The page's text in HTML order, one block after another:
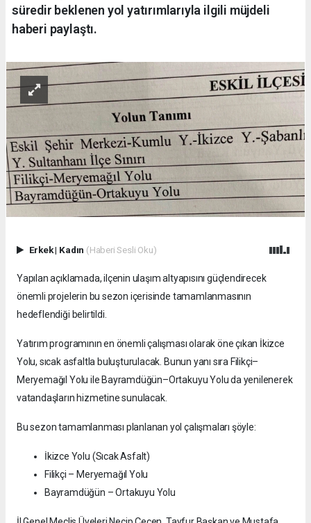
süredir beklenen yol yatırımlarıyla ilgili müjdeli
haberi paylaştı.
Erkek| Kadın (Haberi Sesli Oku)
Yapılan açıklamada, ilçenin ulaşım altyapısını güçlendirecek
önemli projelerin bu sezon içerisinde tamamlanmasının
hedeflendiği belirtildi.
Yatırım programının en önemli çalışması olarak öne çıkan İkizce
Yolu, sıcak asfaltla buluşturulacak. Bunun yanı sıra Filikçi–
Meryemağıl Yolu ile Bayramdüğün–Ortakuyu Yolu da yenilenerek
vatandaşların hizmetine sunulacak.
Bu sezon tamamlanması planlanan yol çalışmaları şöyle:
İkizce Yolu (Sıcak Asfalt)
Filikçi – Meryemağıl Yolu
Bayramdüğün – Ortakuyu Yolu